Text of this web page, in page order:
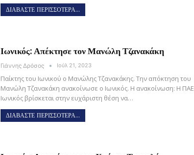
ΔΙΑΒΑΣΤΕ ΠΕΡΙΣΣΟΤΕΡΑ...
Ιωνικός: Απέκτησε τον Μανώλη Τζανακάκη
Γιάννης Δρόσος Ιούλ 21, 2023
Παίκτης του Ιωνικού ο Μανώλης Τζανακάκης. Την απόκτηση του
Μανώλη Τζανακάκη ανακοίνωσε ο Ιωνικός. Η ανακοίνωση: Η ΠΑΕ
Ιωνικός βρίσκεται στην ευχάριστη θέση να…
ΔΙΑΒΑΣΤΕ ΠΕΡΙΣΣΟΤΕΡΑ...